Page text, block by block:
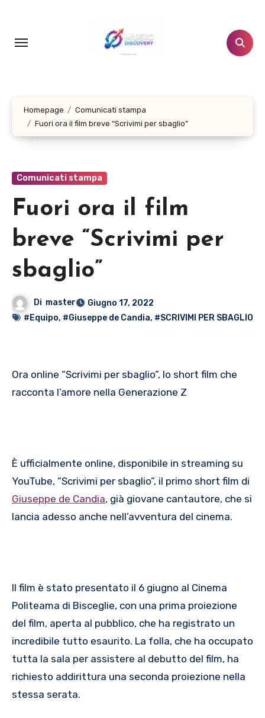
contenuto
Homepage
Comunicati stampa
Fuori ora il film breve “Scrivimi per sbaglio”
Comunicati stampa
Fuori ora il film
breve “Scrivimi per
sbaglio”
Di master
Giugno 17, 2022
#Equipo, #Giuseppe de Candia, #SCRIVIMI PER SBAGLIO
Ora online “Scrivimi per sbaglio”, lo short film che
racconta l’amore nella Generazione Z
È ufficialmente online, disponibile in streaming su
YouTube, “Scrivimi per sbaglio”, il primo short film di
Giuseppe de Candia, già giovane cantautore, che si
lancia adesso anche nell’avventura del cinema.
Il film è stato presentato il 6 giugno al Cinema
Politeama di Bisceglie, con una prima proiezione
del film, aperta al pubblico, che ha registrato un
incredibile tutto esaurito. La folla, che ha occupato
tutta la sala per assistere al debutto del film, ha
richiesto addirittura una seconda proiezione nella
stessa serata.